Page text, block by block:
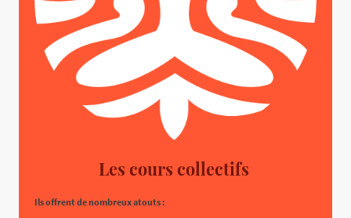
Les cours collectifs
Ils offrent de nombreux atouts :